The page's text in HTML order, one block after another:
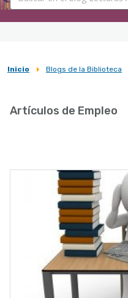
Sobrescribir
de
la
navegación
Inicio Blogs de la Biblioteca
Artículos de Empleo